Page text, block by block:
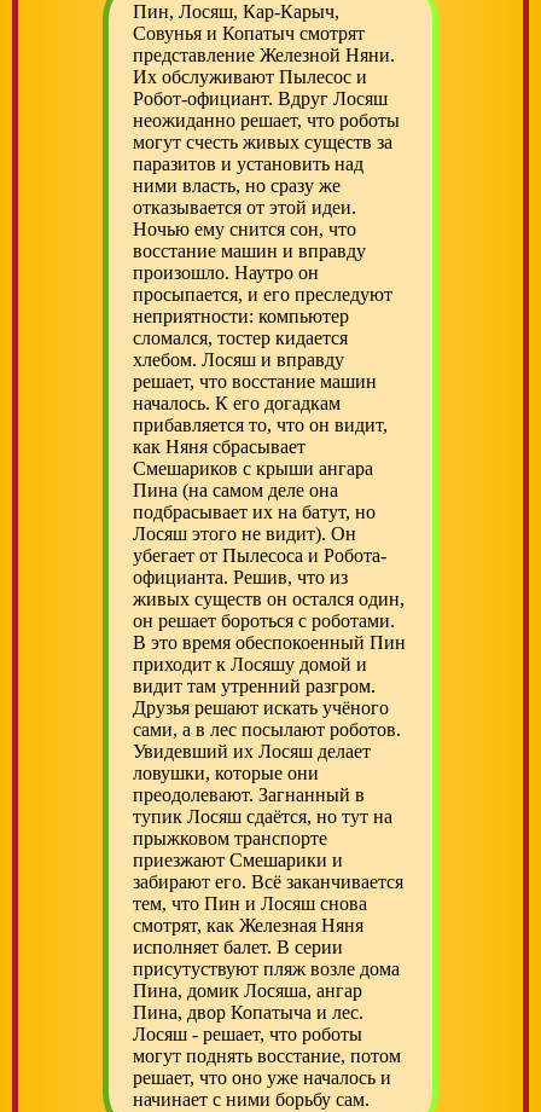
Пин, Лосяш, Кар-Карыч,
Совунья и Копатыч смотрят
представление Железной Няни.
Их обслуживают Пылесос и
Робот-официант. Вдруг Лосяш
неожиданно решает, что роботы
могут счесть живых существ за
паразитов и установить над
ними власть, но сразу же
отказывается от этой идеи.
Ночью ему снится сон, что
восстание машин и вправду
произошло. Наутро он
просыпается, и его преследуют
неприятности: компьютер
сломался, тостер кидается
хлебом. Лосяш и вправду
решает, что восстание машин
началось. К его догадкам
прибавляется то, что он видит,
как Няня сбрасывает
Смешариков с крыши ангара
Пина (на самом деле она
подбрасывает их на батут, но
Лосяш этого не видит). Он
убегает от Пылесоса и Робота-
официанта. Решив, что из
живых существ он остался один,
он решает бороться с роботами.
В это время обеспокоенный Пин
приходит к Лосяшу домой и
видит там утренний разгром.
Друзья решают искать учёного
сами, а в лес посылают роботов.
Увидевший их Лосяш делает
ловушки, которые они
преодолевают. Загнанный в
тупик Лосяш сдаётся, но тут на
прыжковом транспорте
приезжают Смешарики и
забирают его. Всё заканчивается
тем, что Пин и Лосяш снова
смотрят, как Железная Няня
исполняет балет. В серии
присутуствуют пляж возле дома
Пина, домик Лосяша, ангар
Пина, двор Копатыча и лес.
Лосяш - решает, что роботы
могут поднять восстание, потом
решает, что оно уже началось и
начинает с ними борьбу сам.